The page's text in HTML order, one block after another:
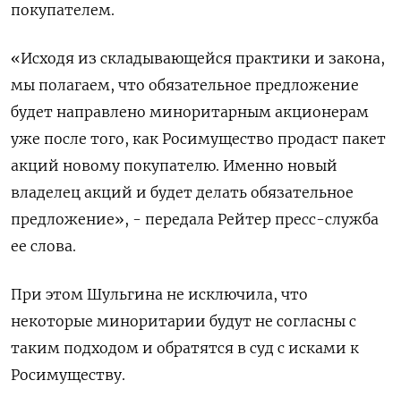
покупателем.
«Исходя из складывающейся практики и закона,
мы полагаем, что обязательное предложение
будет направлено миноритарным акционерам
уже после того, как Росимущество продаст пакет
акций новому покупателю. Именно новый
владелец акций и будет делать обязательное
предложение», - передала Рейтер пресс-служба
ее слова.
При этом Шульгина не исключила, что
некоторые миноритарии будут не согласны с
таким подходом и обратятся в суд с исками к
Росимуществу.